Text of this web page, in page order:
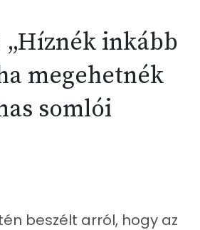
„Híznék inkább
megehetnék
somlói
beszélt arról, hogy az